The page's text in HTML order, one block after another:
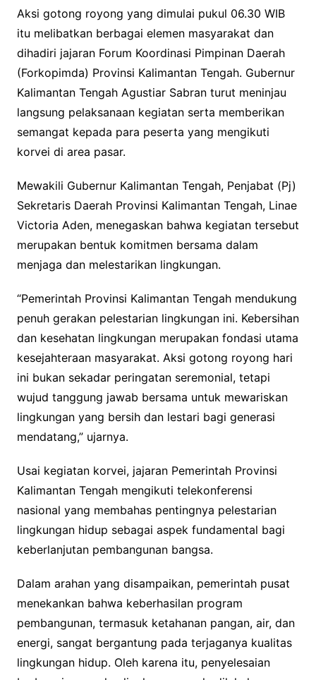
Aksi gotong royong yang dimulai pukul 06.30 WIB
itu melibatkan berbagai elemen masyarakat dan
dihadiri jajaran Forum Koordinasi Pimpinan Daerah
(Forkopimda) Provinsi Kalimantan Tengah. Gubernur
Kalimantan Tengah Agustiar Sabran turut meninjau
langsung pelaksanaan kegiatan serta memberikan
semangat kepada para peserta yang mengikuti
korvei di area pasar.
Mewakili Gubernur Kalimantan Tengah, Penjabat (Pj)
Sekretaris Daerah Provinsi Kalimantan Tengah, Linae
Victoria Aden, menegaskan bahwa kegiatan tersebut
merupakan bentuk komitmen bersama dalam
menjaga dan melestarikan lingkungan.
“Pemerintah Provinsi Kalimantan Tengah mendukung
penuh gerakan pelestarian lingkungan ini. Kebersihan
dan kesehatan lingkungan merupakan fondasi utama
kesejahteraan masyarakat. Aksi gotong royong hari
ini bukan sekadar peringatan seremonial, tetapi
wujud tanggung jawab bersama untuk mewariskan
lingkungan yang bersih dan lestari bagi generasi
mendatang,” ujarnya.
Usai kegiatan korvei, jajaran Pemerintah Provinsi
Kalimantan Tengah mengikuti telekonferensi
nasional yang membahas pentingnya pelestarian
lingkungan hidup sebagai aspek fundamental bagi
keberlanjutan pembangunan bangsa.
Dalam arahan yang disampaikan, pemerintah pusat
menekankan bahwa keberhasilan program
pembangunan, termasuk ketahanan pangan, air, dan
energi, sangat bergantung pada terjaganya kualitas
lingkungan hidup. Oleh karena itu, penyelesaian